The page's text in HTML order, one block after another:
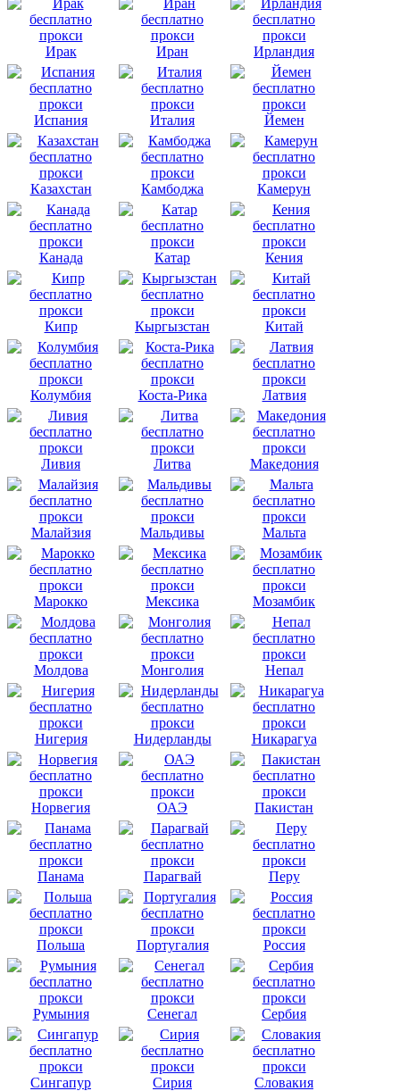
Ирак Иран Ирландия
Испания Италия Йемен
Казахстан Камбоджа Камерун
Канада Катар Кения
Кипр Кыргызстан Китай
Колумбия Коста-Рика Латвия
Ливия Литва Македония
Малайзия Мальдивы Мальта
Марокко Мексика Мозамбик
Молдова Монголия Непал
Нигерия Нидерланды Никарагуа
Норвегия ОАЭ Пакистан
Панама Парагвай Перу
Польша Португалия Россия
Румыния Сенегал Сербия
Сингапур Сирия Словакия